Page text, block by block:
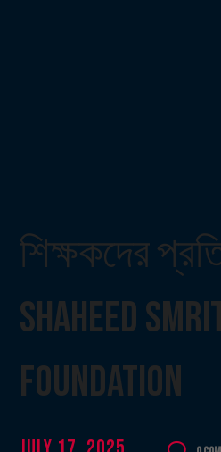
শিক্ষকদের
Shaheed
Foundation